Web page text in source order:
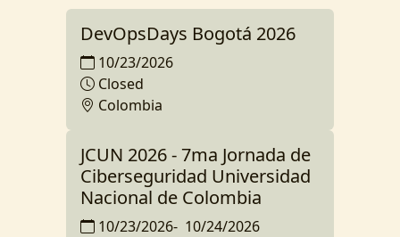
DevOpsDays Bogotá 2026
10/23/2026
Closed
Colombia
JCUN 2026 - 7ma Jornada de
Ciberseguridad Universidad
Nacional de Colombia
10/23/2026- 10/24/2026